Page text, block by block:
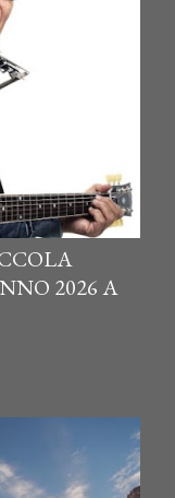
2026 A